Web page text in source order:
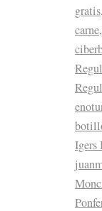
gratis,
carne,
Igers